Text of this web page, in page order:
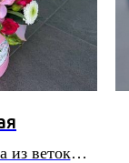
из веток